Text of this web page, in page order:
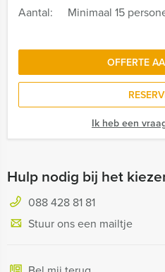
Aantal:
Minimaal 15
OFFERTE
Ik heb een
Hulp nodig bij het
088 428 81 81
Stuur ons een mailtje